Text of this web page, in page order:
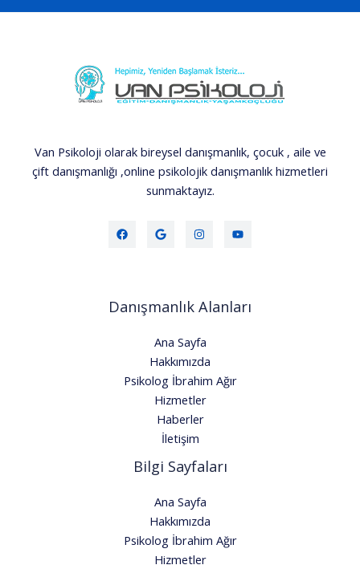
Van Psikoloji olarak bireysel danışmanlık, çocuk , aile ve
çift danışmanlığı ,online psikolojik danışmanlık hizmetleri
sunmaktayız.
Danışmanlık Alanları
Ana Sayfa
Hakkımızda
Psikolog İbrahim Ağır
Hizmetler
Haberler
İletişim
Bilgi Sayfaları
Ana Sayfa
Hakkımızda
Psikolog İbrahim Ağır
Hizmetler